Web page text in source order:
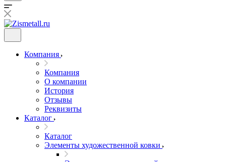
Компания
Компания
О компании
История
Отзывы
Реквизиты
Каталог
Каталог
Элементы художественной ковки